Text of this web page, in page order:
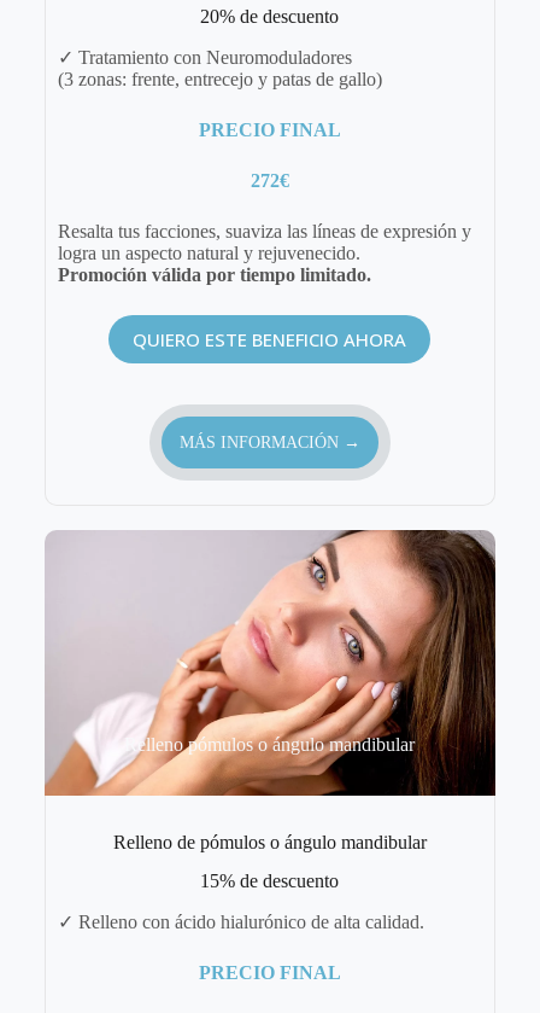
20% de descuento
✓ Tratamiento con Neuromoduladores
(3 zonas: frente, entrecejo y patas de gallo)
PRECIO FINAL
272€
Resalta tus facciones, suaviza las líneas de expresión y
logra un aspecto natural y rejuvenecido.
Promoción válida por tiempo limitado.
QUIERO ESTE BENEFICIO AHORA
MÁS INFORMACIÓN →
Relleno pómulos o ángulo mandibular
Relleno de pómulos o ángulo mandibular
15% de descuento
✓ Relleno con ácido hialurónico de alta calidad.
PRECIO FINAL